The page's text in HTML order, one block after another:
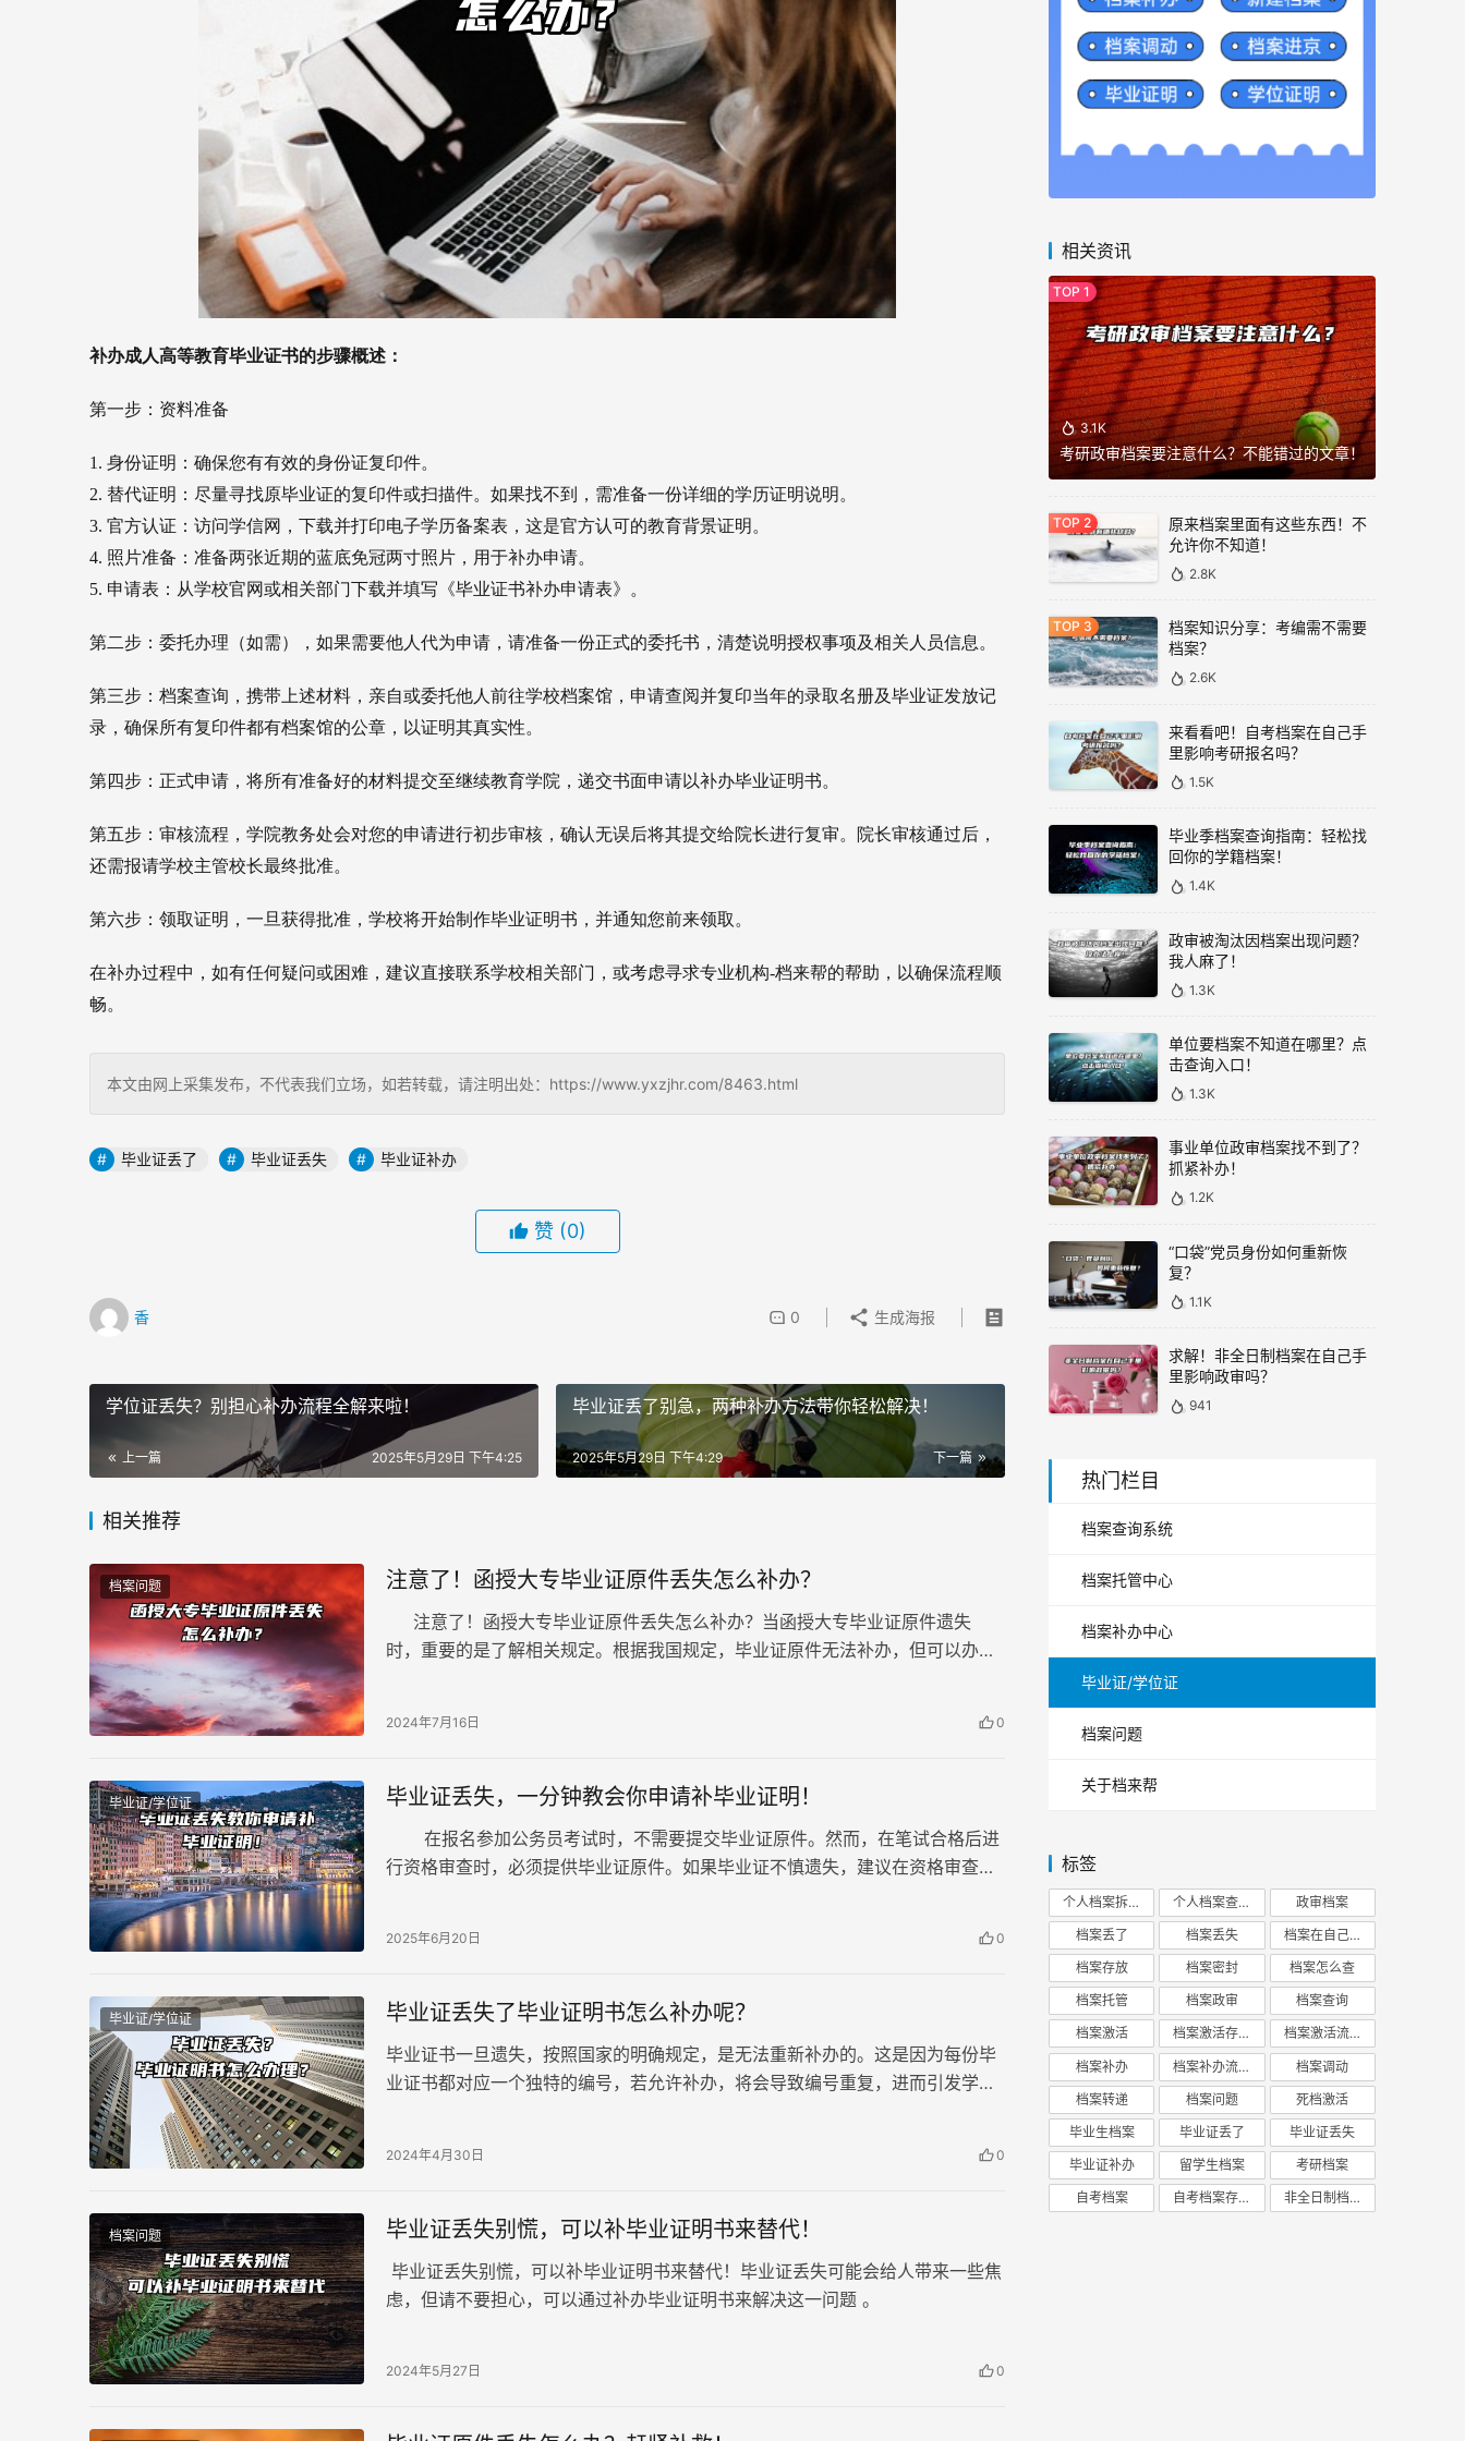
补办成人高等教育毕业证书的步骤概述：
第一步：资料准备
1. 身份证明：确保您有有效的身份证复印件。
2. 替代证明：尽量寻找原毕业证的复印件或扫描件。如果找不到，需准备一份详细的学历证明说明。
3. 官方认证：访问学信网，下载并打印电子学历备案表，这是官方认可的教育背景证明。
4. 照片准备：准备两张近期的蓝底免冠两寸照片，用于补办申请。
5. 申请表：从学校官网或相关部门下载并填写《毕业证书补办申请表》。
第二步：委托办理（如需）， 如果需要他人代为申请，请准备一份正式的委托书，清楚说明授权事项及相关人员信息。
第三步：档案查询， 携带上述材料，亲自或委托他人前往学校档案馆，申请查阅并复印当年的录取名册及毕业证发放记
录，确保所有复印件都有档案馆的公章，以证明其真实性。
第四步：正式申请， 将所有准备好的材料提交至继续教育学院，递交书面申请以补办毕业证明书。
第五步：审核流程， 学院教务处会对您的申请进行初步审核，确认无误后将其提交给院长进行复审。院长审核通过后，
还需报请学校主管校长最终批准。
第六步：领取证明， 一旦获得批准，学校将开始制作毕业证明书，并通知您前来领取。
在补办过程中，如有任何疑问或困难，建议直接联系学校相关部门，或考虑寻求专业机构-档来帮的帮助，以确保流程顺
畅。
本文由网上采集发布，不代表我们立场，如若转载，请注明出处：https://www.yxzjhr.com/8463.html
毕业证丢了 毕业证丢失 毕业证补办
赞 (0)
香 0 生成海报
学位证丢失？别担心补办流程全解来啦！
上一篇 2025年5月29日 下午4:25
毕业证丢了别急，两种补办方法带你轻松解决！
下一篇
2025年5月29日 下午4:29
相关推荐
档案问题 注意了！函授大专毕业证原件丢失怎么补办？
注意了！函授大专毕业证原件丢失怎么补办？当函授大专毕业证原件遗失
时，重要的是了解相关规定。根据我国规定，毕业证原件无法补办，但可以办理
2024年7月16日 0
毕业证/学位证 毕业证丢失，一分钟教会你申请补毕业证明！
在报名参加公务员考试时，不需要提交毕业证原件。然而，在笔试合格后进
行资格审查时，必须提供毕业证原件。如果毕业证不慎遗失，建议在资格审查前
2025年6月20日 0
毕业证/学位证 毕业证丢失了毕业证明书怎么补办呢？
毕业证书一旦遗失，按照国家的明确规定，是无法重新补办的。这是因为每份毕
业证书都对应一个独特的编号，若允许补办，将会导致编号重复，进而引发学历
2024年4月30日 0
档案问题 毕业证丢失别慌，可以补毕业证明书来替代！
毕业证丢失别慌，可以补毕业证明书来替代！毕业证丢失可能会给人带来一些焦
虑，但请不要担心，可以通过补办毕业证明书来解决这一问题 。
2024年5月27日 0
相关资讯
3.1K
考研政审档案要注意什么？不能错过的文章！
原来档案里面有这些东西！不
允许你不知道！
2.8K
档案知识分享：考编需不需要
档案？
2.6K
来看看吧！自考档案在自己手
里影响考研报名吗？
1.5K
毕业季档案查询指南：轻松找
回你的学籍档案！
1.4K
政审被淘汰因档案出现问题？
我人麻了！
1.3K
单位要档案不知道在哪里？点
击查询入口！
1.3K
事业单位政审档案找不到了？
抓紧补办！
1.2K
“口袋”党员身份如何重新恢
复？
1.1K
求解！非全日制档案在自己手
里影响政审吗？
941
热门栏目
档案查询系统
档案托管中心
档案补办中心
毕业证/学位证
档案问题
关于档来帮
标签
个人档案拆开 个人档案查询 政审档案
档案丢了 档案丢失 档案在自己手里
档案存放 档案密封 档案怎么查
档案托管 档案政审 档案查询
档案激活 档案激活存放 档案激活流程
档案补办 档案补办流程 档案调动
档案转递 档案问题 死档激活
毕业生档案 毕业证丢了 毕业证丢失
毕业证补办 留学生档案 考研档案
自考档案 自考档案存放 非全日制档案